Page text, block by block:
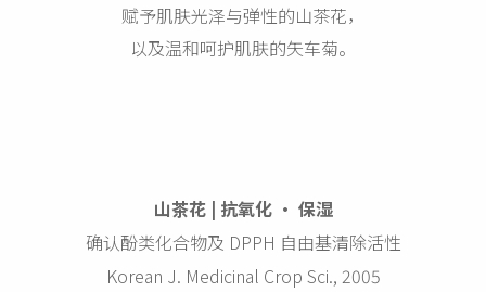
赋予肌肤光泽与弹性的山茶花，
以及温和呵护肌肤的矢车菊。
山茶花 | 抗氧化 · 保湿
确认酚类化合物及 DPPH 自由基清除活性
Korean J. Medicinal Crop Sci., 2005